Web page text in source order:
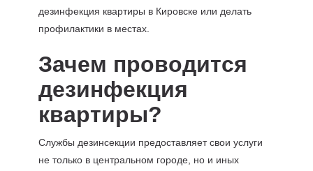
дезинфекция квартиры в Кировске или делать
профилактики в местах.
Зачем проводится
дезинфекция
квартиры?
Службы дезинсекции предоставляет свои услуги
не только в центральном городе, но и иных